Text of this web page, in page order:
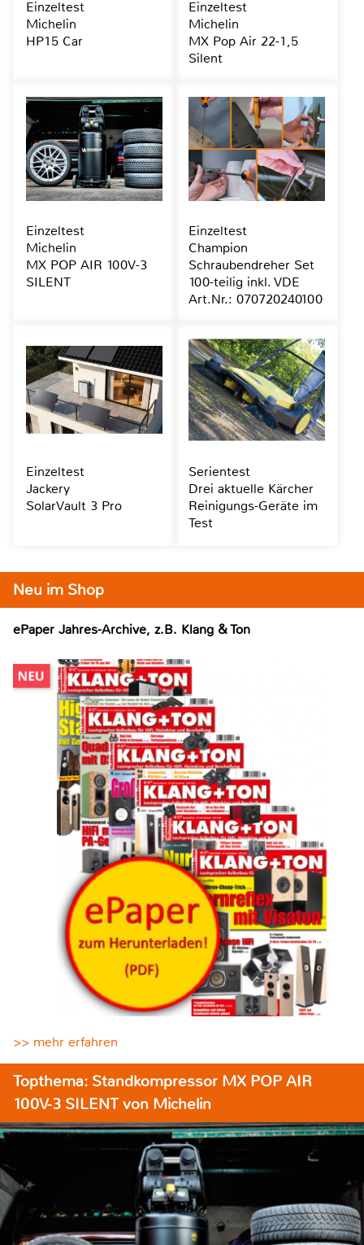
Neu im Shop
ePaper Jahres-Archive, z.B. Klang & Ton
>> mehr erfahren
Topthema: Standkompressor MX POP AIR
100V-3 SILENT von Michelin
Einzeltest
Michelin
HP15 Car
Einzeltest
Michelin
MX Pop Air 22-1,5
Silent
Einzeltest
Michelin
MX POP AIR 100V-3
SILENT
Einzeltest
Champion
Schraubendreher Set
100-teilig inkl. VDE
Art.Nr.: 070720240100
Einzeltest
Jackery
SolarVault 3 Pro
Serientest
Drei aktuelle Kärcher
Reinigungs-Geräte im
Test